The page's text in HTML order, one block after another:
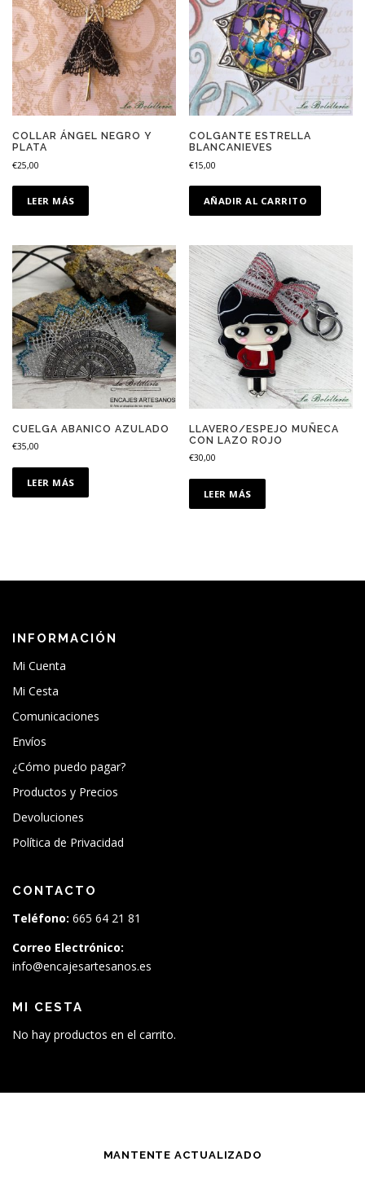
COLLAR ÁNGEL NEGRO Y
PLATA
€25,00
LEER MÁS
COLGANTE ESTRELLA
BLANCANIEVES
€15,00
AÑADIR AL CARRITO
CUELGA ABANICO AZULADO
€35,00
LEER MÁS
LLAVERO/ESPEJO MUÑECA
CON LAZO ROJO
€30,00
LEER MÁS
INFORMACIÓN
Mi Cuenta
Mi Cesta
Comunicaciones
Envíos
¿Cómo puedo pagar?
Productos y Precios
Devoluciones
Política de Privacidad
CONTACTO
Teléfono: 665 64 21 81
Correo Electrónico:
info@encajesartesanos.es
MI CESTA
No hay productos en el carrito.
MANTENTE ACTUALIZADO